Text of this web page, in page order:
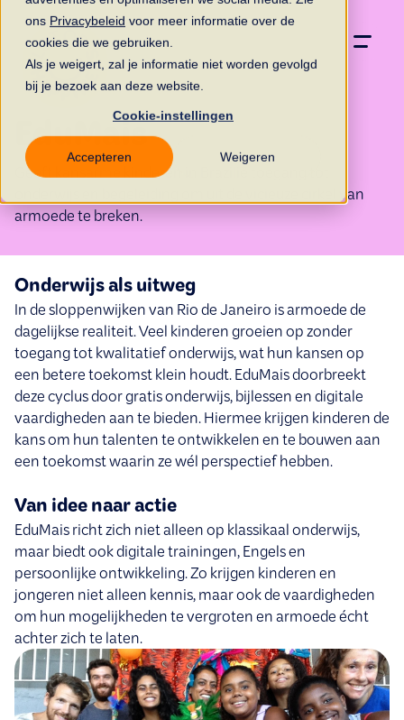
ons Privacybeleid voor meer informatie over de
cookies die we gebruiken.
Als je weigert, zal je informatie niet worden gevolgd
bij je bezoek aan deze website.
Cookie-instellingen
Accepteren Weigeren
EduMais
Geeft kansarme kinderen in Brazilië toegang tot
onderwijs en begeleiding om uit de vicieuze cirkel van
armoede te breken.
Onderwijs als uitweg
In de sloppenwijken van Rio de Janeiro is armoede de
dagelijkse realiteit. Veel kinderen groeien op zonder
toegang tot kwalitatief onderwijs, wat hun kansen op
een betere toekomst klein houdt. EduMais doorbreekt
deze cyclus door gratis onderwijs, bijlessen en digitale
vaardigheden aan te bieden. Hiermee krijgen kinderen de
kans om hun talenten te ontwikkelen en te bouwen aan
een toekomst waarin ze wél perspectief hebben.
Van idee naar actie
EduMais richt zich niet alleen op klassikaal onderwijs,
maar biedt ook digitale trainingen, Engels en
persoonlijke ontwikkeling. Zo krijgen kinderen en
jongeren niet alleen kennis, maar ook de vaardigheden
om hun mogelijkheden te vergroten en armoede écht
achter zich te laten.